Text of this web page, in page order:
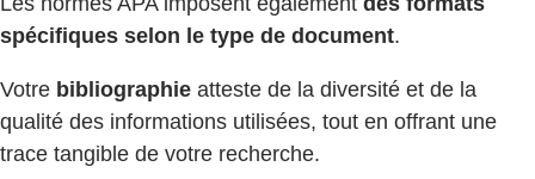
spécifiques selon le type de document.
Votre bibliographie atteste de la diversité et de la
qualité des informations utilisées, tout en offrant une
trace tangible de votre recherche.